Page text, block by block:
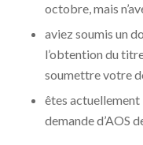
octobre, mais
aviez soumis un
l’obtention du
soumettre votre
êtes actuellement
demande d’AOS